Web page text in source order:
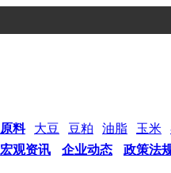
原料 大豆 豆粕 油脂 玉米
宏观资讯
企业动态 政策法